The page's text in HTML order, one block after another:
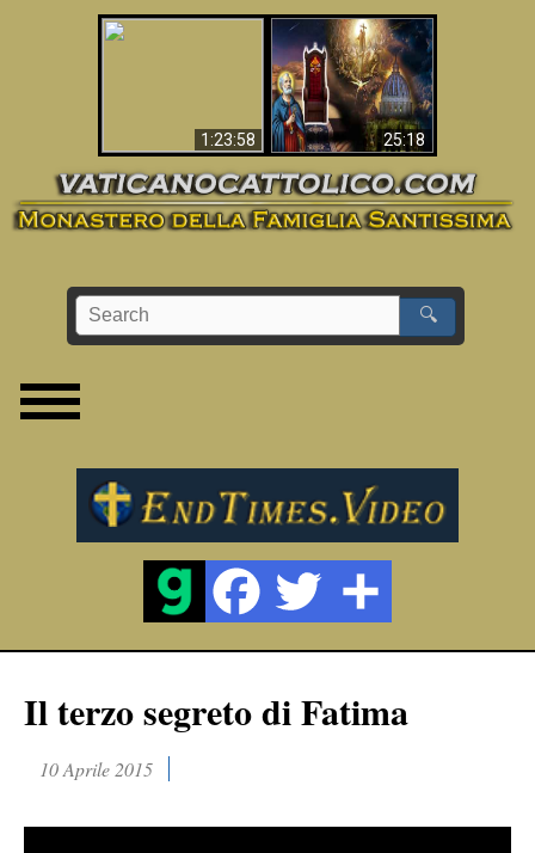
1:23:58 25:18
La Bibbia ha previsto
70 anni senza Papa?
🔍
Il terzo segreto di Fatima
10 Aprile 2015